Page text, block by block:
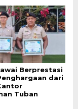
Berprestasi
dari
Tuban